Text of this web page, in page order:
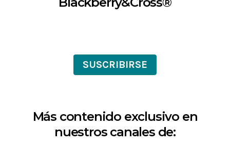
SUSCRIBIRSE
Más contenido exclusivo en
nuestros canales de: